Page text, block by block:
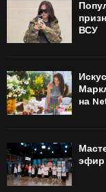
ВСУ
на
эфир